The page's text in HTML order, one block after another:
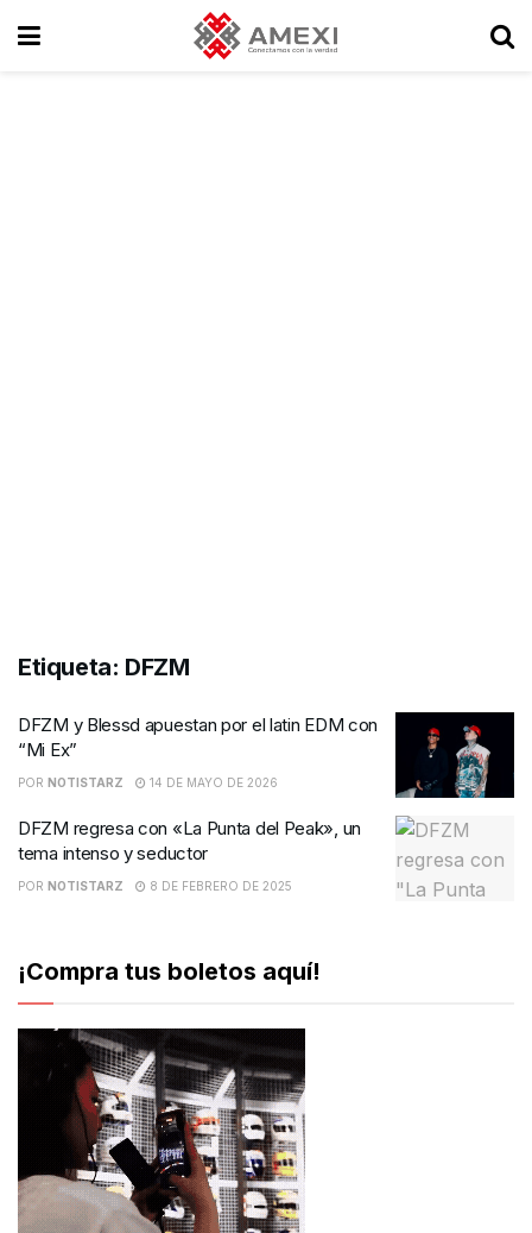
Etiqueta: DFZM
DFZM y Blessd apuestan por el latin EDM con
“Mi Ex”
POR NOTISTARZ 14 DE MAYO DE 2026
DFZM regresa con «La Punta del Peak», un
tema intenso y seductor
POR NOTISTARZ 8 DE FEBRERO DE 2025
¡Compra tus boletos aquí!